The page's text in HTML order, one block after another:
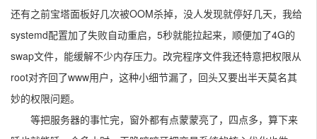
还有之前宝塔面板好几次被OOM杀掉，没人发现就停好几天，我给
systemd配置加了失败自动重启，5秒就能拉起来，顺便加了4G的
swap文件，能缓解不少内存压力。改完程序文件我还特意把权限从
root对齐回了www用户，这种小细节漏了，回头又要出半天莫名其
妙的权限问题。
等把服务器的事忙完，窗外都有点蒙蒙亮了，四点多，算下来